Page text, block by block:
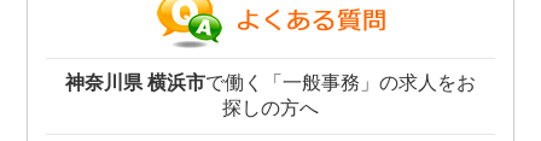
神奈川県 横浜市で働く「一般事務」の求人をお
探しの方へ